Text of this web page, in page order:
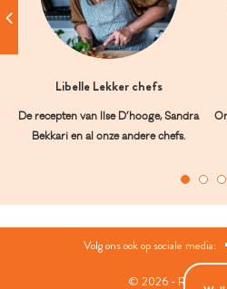
Libelle Lekker chefs
De recepten van Ilse D’hooge, Sandra
Bekkari en al onze andere chefs.
Volg ons ook op sociale media:
© 2026 - Roularta